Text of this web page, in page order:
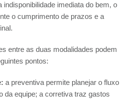
indisponibilidade imediata do bem, o
o cumprimento de prazos e a
entre as duas modalidades podem
pontos:
a preventiva permite planejar o fluxo
da equipe; a corretiva traz gastos